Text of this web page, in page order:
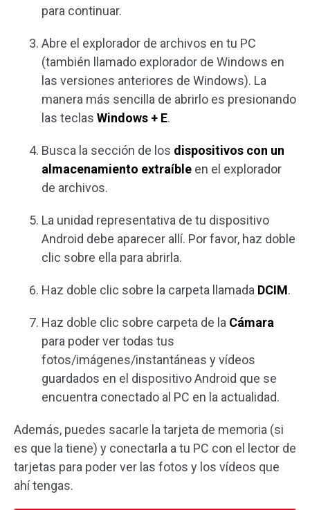
para continuar.
Abre el explorador de archivos en tu PC
(también llamado explorador de Windows en
las versiones anteriores de Windows). La
manera más sencilla de abrirlo es presionando
las teclas Windows + E.
Busca la sección de los dispositivos con un
almacenamiento extraíble en el explorador
de archivos.
La unidad representativa de tu dispositivo
Android debe aparecer allí. Por favor, haz doble
clic sobre ella para abrirla.
Haz doble clic sobre la carpeta llamada DCIM.
Haz doble clic sobre carpeta de la Cámara
para poder ver todas tus
fotos/imágenes/instantáneas y vídeos
guardados en el dispositivo Android que se
encuentra conectado al PC en la actualidad.
Además, puedes sacarle la tarjeta de memoria (si
es que la tiene) y conectarla a tu PC con el lector de
tarjetas para poder ver las fotos y los vídeos que
ahí tengas.